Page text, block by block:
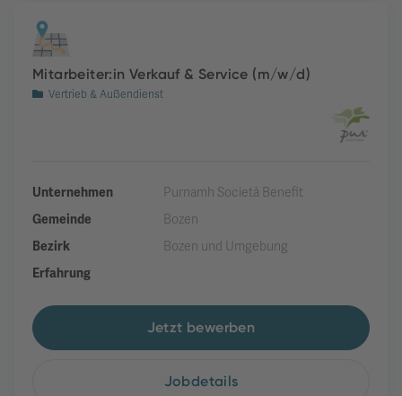
Mitarbeiter:in Verkauf & Service (m/w/d)
Vertrieb & Außendienst
Unternehmen
Purnamh Società Benefit
Gemeinde
Bozen
Bezirk
Bozen und Umgebung
Erfahrung
Jetzt bewerben
Jobdetails